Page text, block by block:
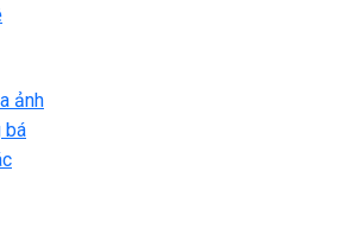
ảnh
bá